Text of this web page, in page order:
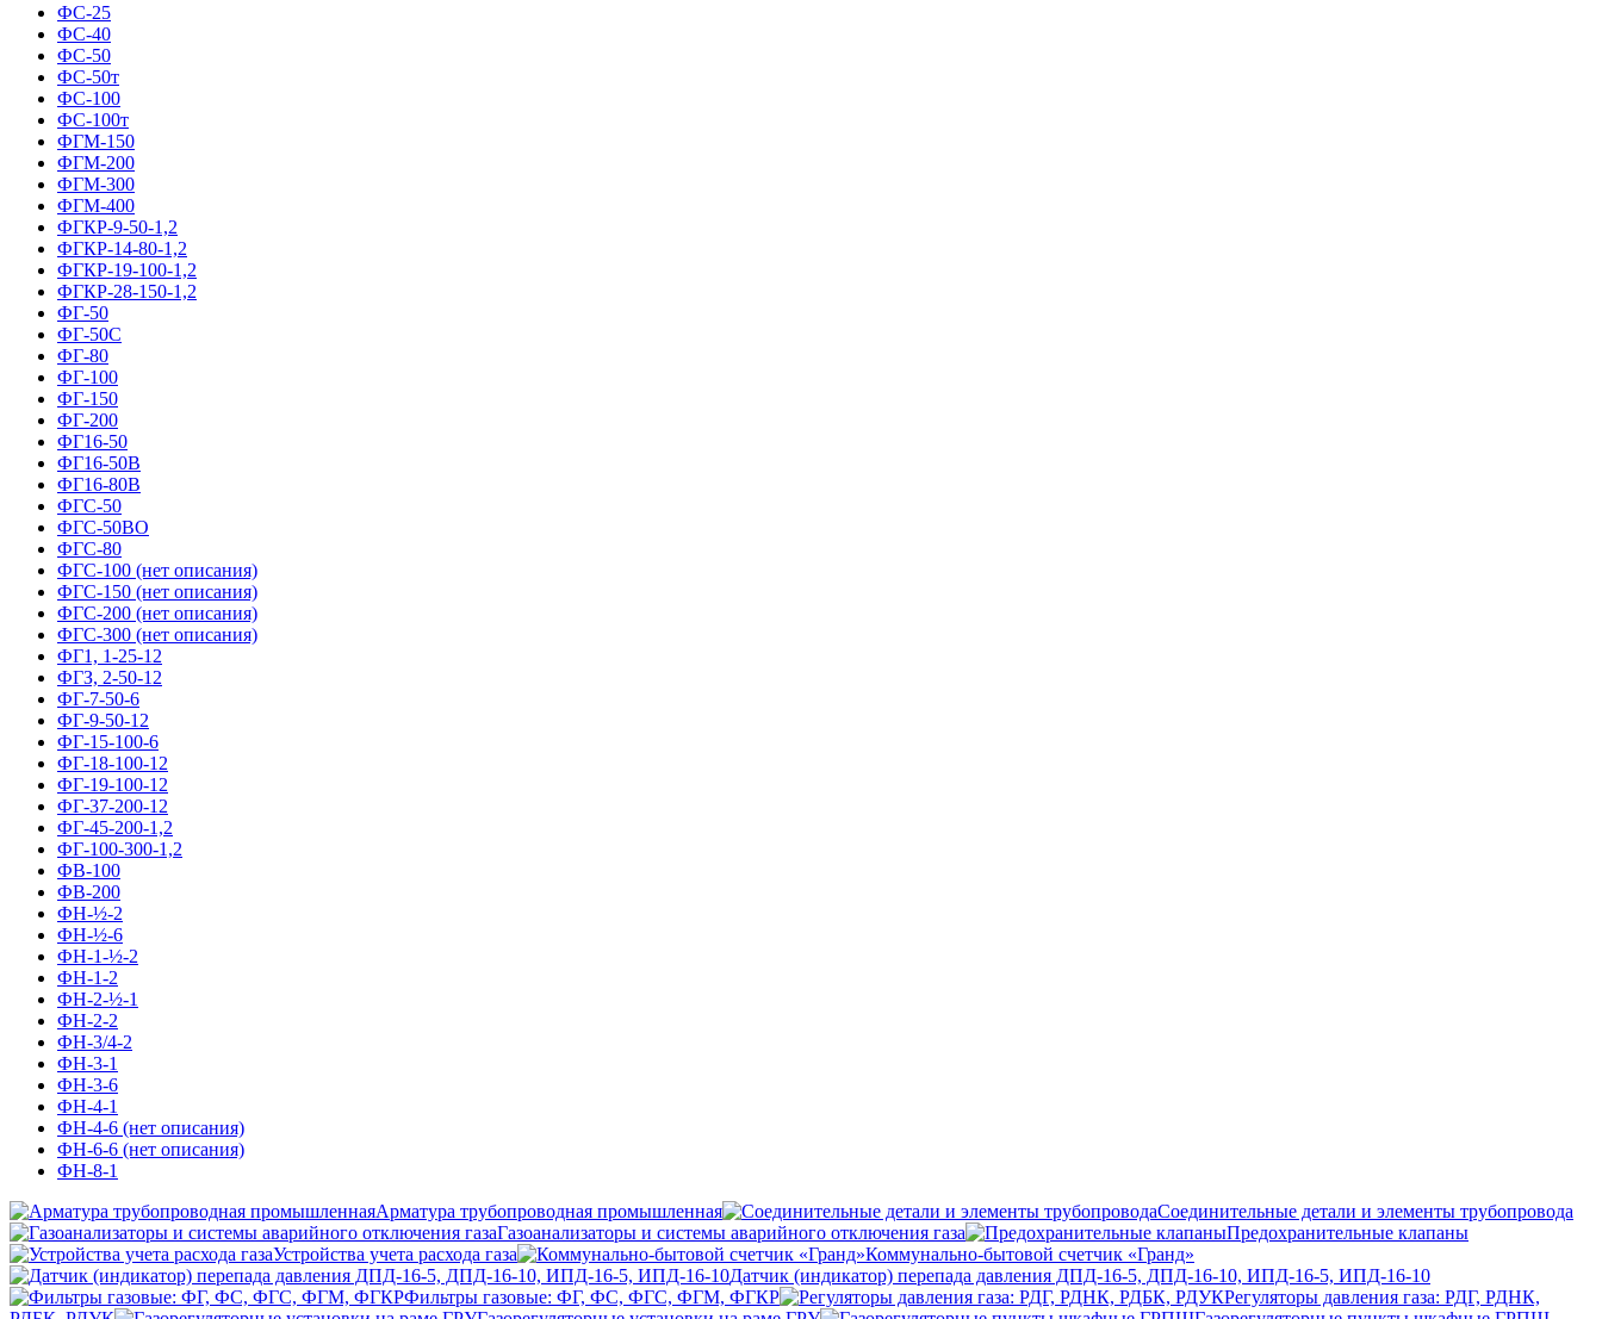
ФС-25
ФС-40
ФС-50
ФС-50т
ФС-100
ФС-100т
ФГМ-150
ФГМ-200
ФГМ-300
ФГМ-400
ФГКР-9-50-1,2
ФГКР-14-80-1,2
ФГКР-19-100-1,2
ФГКР-28-150-1,2
ФГ-50
ФГ-50С
ФГ-80
ФГ-100
ФГ-150
ФГ-200
ФГ16-50
ФГ16-50В
ФГ16-80В
ФГС-50
ФГС-50ВО
ФГС-80
ФГС-100 (нет описания)
ФГС-150 (нет описания)
ФГС-200 (нет описания)
ФГС-300 (нет описания)
ФГ1, 1-25-12
ФГЗ, 2-50-12
ФГ-7-50-6
ФГ-9-50-12
ФГ-15-100-6
ФГ-18-100-12
ФГ-19-100-12
ФГ-37-200-12
ФГ-45-200-1,2
ФГ-100-300-1,2
ФВ-100
ФВ-200
ФН-½-2
ФН-½-6
ФН-1-½-2
ФН-1-2
ФН-2-½-1
ФН-2-2
ФН-3/4-2
ФН-3-1
ФН-3-6
ФН-4-1
ФН-4-6 (нет описания)
ФН-6-6 (нет описания)
ФН-8-1
Арматура трубопроводная промышленная
Соединительные детали и элементы трубопровода
Газоанализаторы и системы аварийного отключения газа
Предохранительные клапаны
Устройства учета расхода газа
Коммунально-бытовой счетчик «Гранд»
Датчик (индикатор) перепада давления ДПД-16-5, ДПД-16-10, ИПД-16-5, ИПД-16-10
Фильтры газовые: ФГ, ФС, ФГС, ФГМ, ФГКР
Регуляторы давления газа: РДГ, РДНК,